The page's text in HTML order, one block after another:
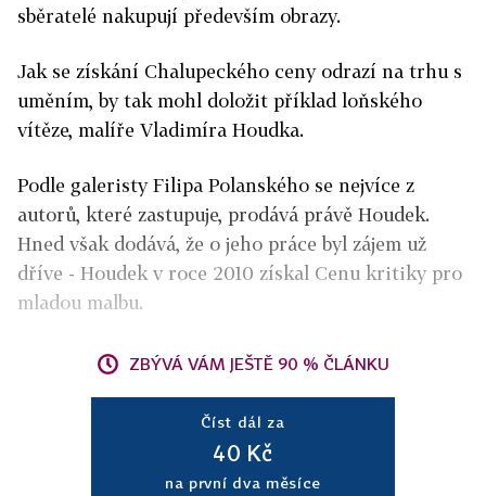
sběratelé nakupují především obrazy.
Jak se získání Chalupeckého ceny odrazí na trhu s
uměním, by tak mohl doložit příklad loňského
vítěze, malíře Vladimíra Houdka.
Podle galeristy Filipa Polanského se nejvíce z
autorů, které zastupuje, prodává právě Houdek.
Hned však dodává, že o jeho práce byl zájem už
dříve - Houdek v roce 2010 získal Cenu kritiky pro
mladou malbu.
ZBÝVÁ VÁM JEŠTĚ 90 % ČLÁNKU
Číst dál za
40 Kč
na první dva měsíce